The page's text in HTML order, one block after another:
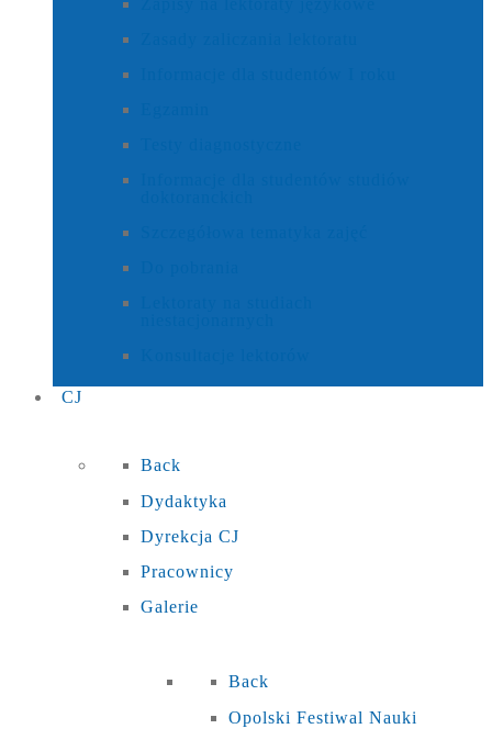
CJ
Back
Dydaktyka
Dyrekcja CJ
Pracownicy
Galerie
Back
Opolski Festiwal Nauki